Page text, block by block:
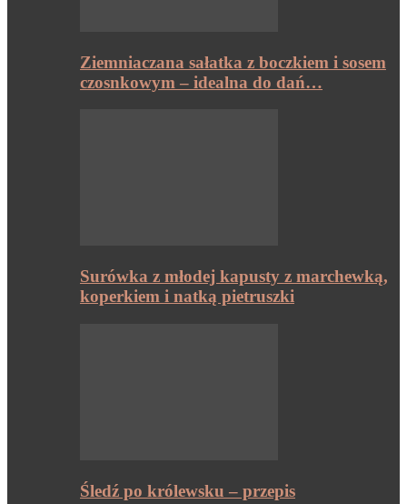
Ziemniaczana sałatka z boczkiem i sosem
czosnkowym – idealna do dań…
Surówka z młodej kapusty z marchewką,
koperkiem i natką pietruszki
Śledź po królewsku – przepis